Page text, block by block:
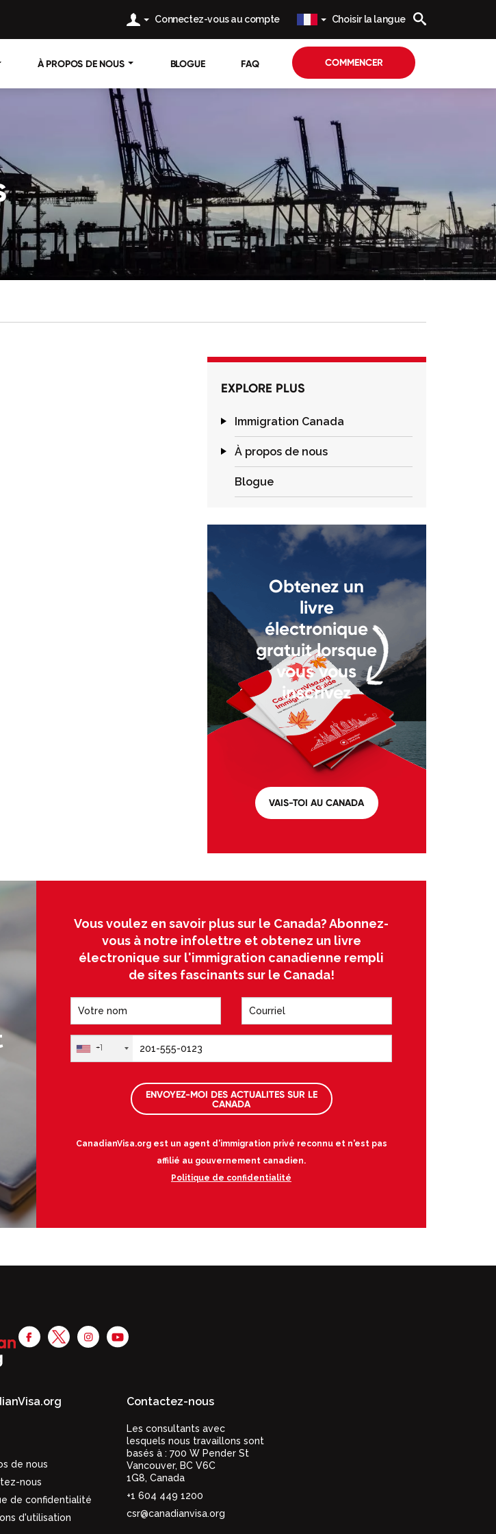
Connectez-vous au compte Choisir la langue
À PROPOS DE NOUS BLOGUE FAQ COMMENCER
EXPLORE PLUS
Immigration Canada
À propos de nous
Blogue
Obtenez un
livre
électronique
gratuit lorsque
vous vous
inscrivez
VAIS-TOI AU CANADA
Vous voulez en savoir plus sur le Canada? Abonnez-
vous à notre infolettre et obtenez un livre
électronique sur l'immigration canadienne rempli
de sites fascinants sur le Canada!
+1
ENVOYEZ-MOI DES ACTUALITES SUR LE
CANADA
CanadianVisa.org est un agent d'immigration privé reconnu et n'est pas
affilié au gouvernement canadien.
Politique de confidentialité
de nous
nous
de confidentialité
d'utilisation
Contactez-nous
Les consultants avec
lesquels nous travaillons sont
basés à : 700 W Pender St
Vancouver, BC V6C
1G8, Canada
+1 604 449 1200
csr@canadianvisa.org